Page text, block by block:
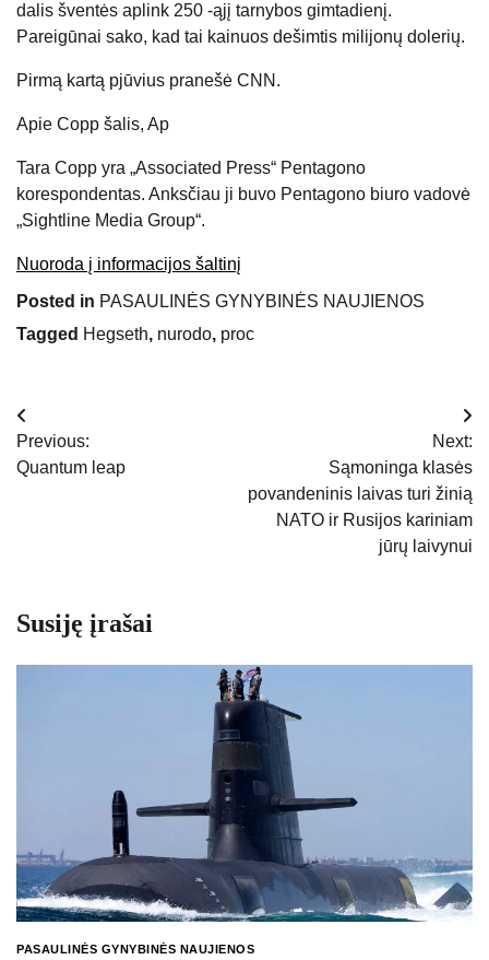
dalis šventės aplink 250 -ąjį tarnybos gimtadienį.
Pareigūnai sako, kad tai kainuos dešimtis milijonų dolerių.
Pirmą kartą pjūvius pranešė CNN.
Apie Copp šalis, Ap
Tara Copp yra „Associated Press“ Pentagono
korespondentas. Anksčiau ji buvo Pentagono biuro vadovė
„Sightline Media Group“.
Nuoroda į informacijos šaltinį
Posted in PASAULINĖS GYNYBINĖS NAUJIENOS
Tagged Hegseth, nurodo, proc
Navigacija
tarp
Previous:
Quantum leap
Next:
Sąmoninga klasės
povandeninis laivas turi žinią
NATO ir Rusijos kariniam
jūrų laivynui
Susiję įrašai
PASAULINĖS GYNYBINĖS NAUJIENOS